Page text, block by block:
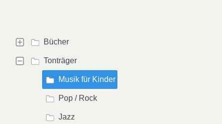
Bücher
Tonträger
Musik für Kinder
Pop / Rock
Jazz